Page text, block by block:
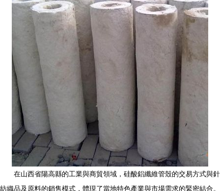
在山西省陽高縣的工業與商貿領域，硅酸鋁纖維管殼的交易方式與針
紡織品及原料的銷售模式，體現了當地特色產業與市場需求的緊密結合。